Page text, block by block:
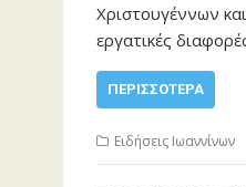
Χριστουγέννων
εργατικές
ΠΕΡΙΣΣΌΤΕΡΑ
Ειδήσεις Ιωαννίνων